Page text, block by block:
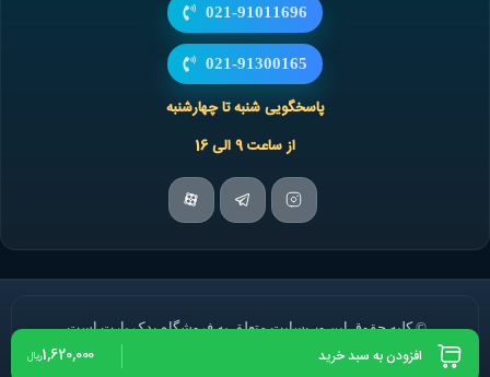
افزودن به سبد خرید 1,620,000ریال
021-91011696
021-91300165
پاسخگویی شنبه تا چهارشنبه
از ساعت 9 الی 16
© کلیه حقوق این وب‌سایت متعلق به فروشگاه یدک پارت است.